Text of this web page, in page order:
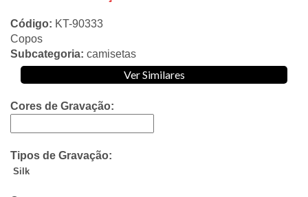
Código: KT-90333
Copos
Subcategoria: camisetas
Ver Similares
Cores de Gravação:
Tipos de Gravação:
Silk